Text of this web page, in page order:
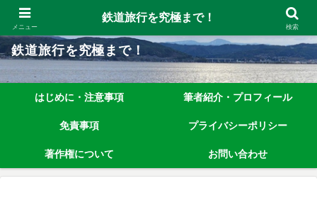
鉄道旅行を究極まで楽しむノウハウを、わかりやすく解説しています！
鉄道旅行を究極まで！
はじめに・注意事項 筆者紹介・プロフィール
免責事項 プライバシーポリシー
著作権について お問い合わせ
メニュー
鉄道旅行を究極まで！
検索